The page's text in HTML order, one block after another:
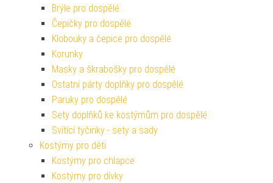
Brýle pro dospělé
Čepičky pro dospělé
Klobouky a čepice pro dospělé
Korunky
Masky a škrabošky pro dospělé
Ostatní párty doplňky pro dospělé
Paruky pro dospělé
Sety doplňků ke kostýmům pro dospělé
Svítící tyčinky - sety a sady
Kostýmy pro děti
Kostýmy pro chlapce
Kostýmy pro dívky